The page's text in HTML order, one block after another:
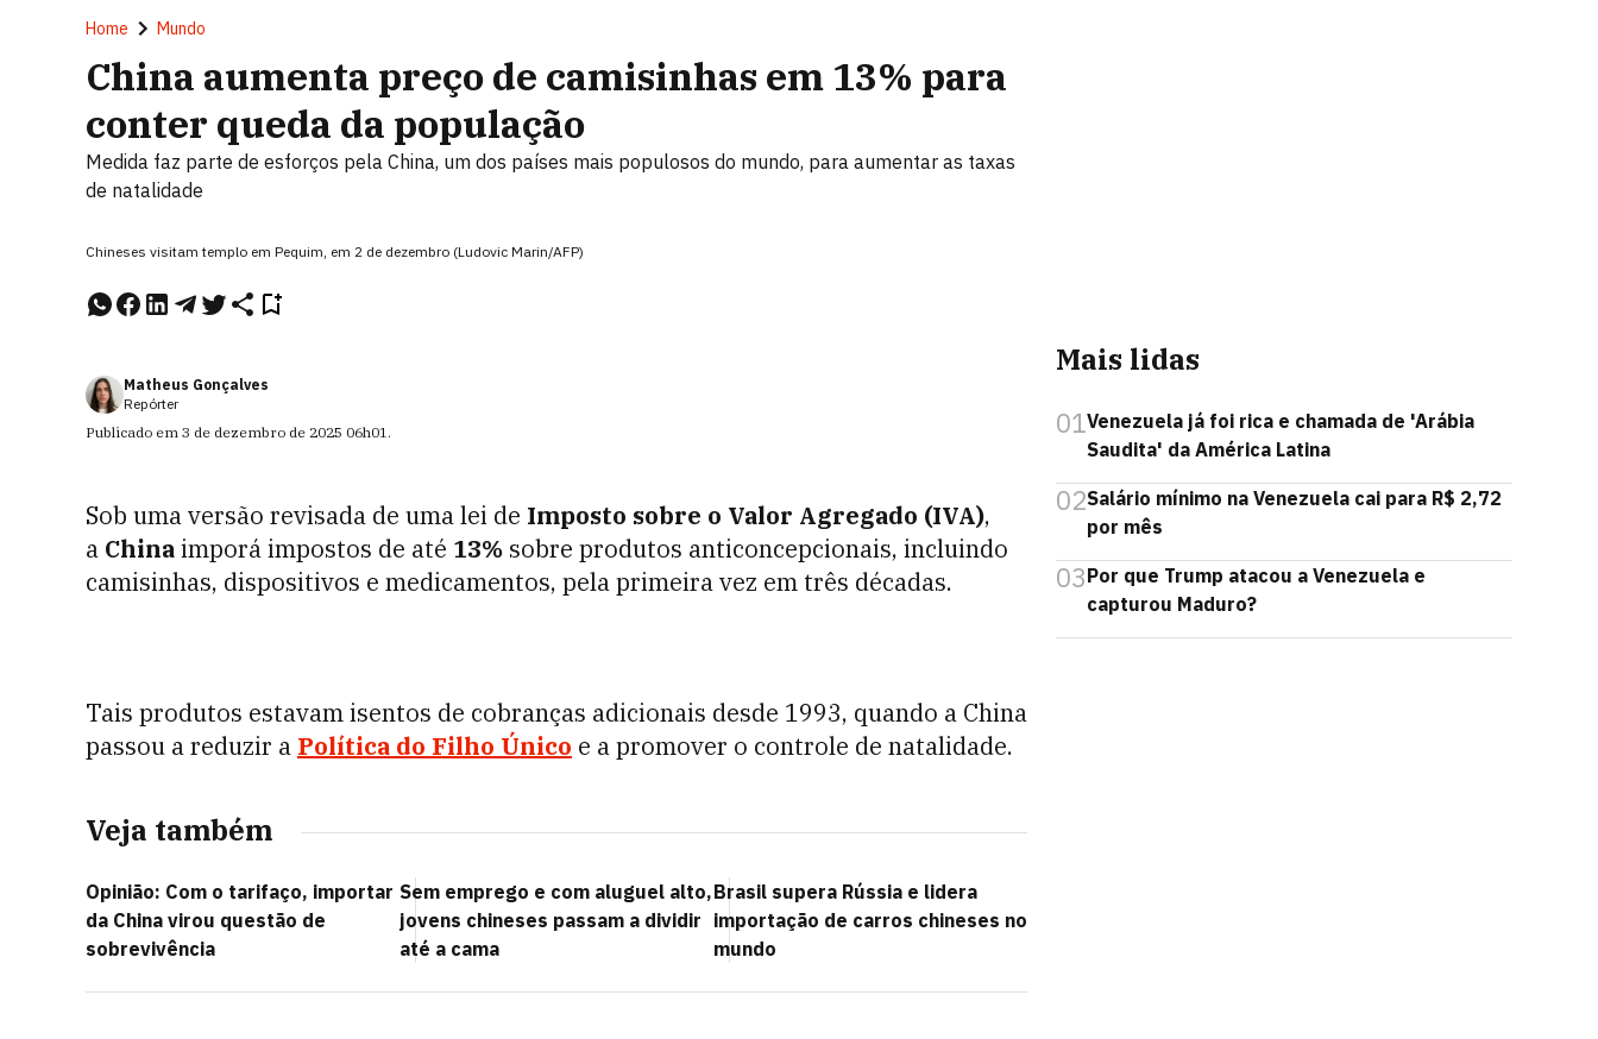
Home Mundo
China aumenta preço de camisinhas em 13% para
conter queda da população
Medida faz parte de esforços pela China, um dos países mais populosos do mundo, para aumentar as taxas
de natalidade
Chineses visitam templo em Pequim, em 2 de dezembro (Ludovic Marin/AFP)
Matheus Gonçalves
Repórter
Publicado em 3 de dezembro de 2025 06h01.
Sob uma versão revisada de uma lei de Imposto sobre o Valor Agregado (IVA),
a Chinaimporá impostos de até 13% sobre produtos anticoncepcionais, incluindo
camisinhas, dispositivos e medicamentos, pela primeira vez em três décadas.
Tais produtos estavam isentos de cobranças adicionais desde 1993, quando a China
passou a reduzir a Política do Filho Único e a promover o controle de natalidade.
Veja também
Opinião: Com o tarifaço, importar
da China virou questão de
sobrevivência
Sem emprego e com aluguel alto,
jovens chineses passam a dividir
até a cama
Brasil supera Rússia e lidera
importação de carros chineses no
mundo
Mais lidas
01Venezuela já foi rica e chamada de 'Arábia
Saudita' da América Latina
02Salário mínimo na Venezuela cai para R$ 2,72
por mês
03Por que Trump atacou a Venezuela e
capturou Maduro?